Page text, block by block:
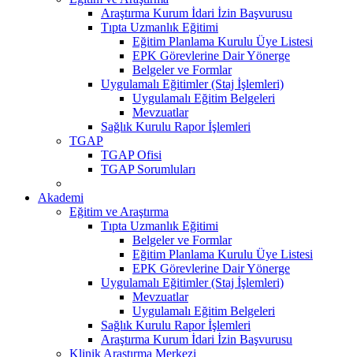
Araştırma Kurum İdari İzin Başvurusu
Tıpta Uzmanlık Eğitimi
Eğitim Planlama Kurulu Üye Listesi
EPK Görevlerine Dair Yönerge
Belgeler ve Formlar
Uygulamalı Eğitimler (Staj İşlemleri)
Uygulamalı Eğitim Belgeleri
Mevzuatlar
Sağlık Kurulu Rapor İşlemleri
TGAP
TGAP Ofisi
TGAP Sorumluları
Akademi
Eğitim ve Araştırma
Tıpta Uzmanlık Eğitimi
Belgeler ve Formlar
Eğitim Planlama Kurulu Üye Listesi
EPK Görevlerine Dair Yönerge
Uygulamalı Eğitimler (Staj İşlemleri)
Mevzuatlar
Uygulamalı Eğitim Belgeleri
Sağlık Kurulu Rapor İşlemleri
Araştırma Kurum İdari İzin Başvurusu
Klinik Araştırma Merkezi